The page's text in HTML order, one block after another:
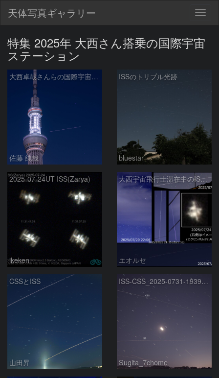
天体写真ギャラリー
特集 2025年 大西さん搭乗の国際宇宙
ステーション
大西卓哉さんらの国際宇宙ステーション(ISS)の光跡と東京スカイツリー
佐藤 純哉
ISSのトリプル光跡
bluestar
2025-07-24UT ISS(Zarya)
ikeken
大西宇宙飛行士滞在中のISSまとめ
エオルセ
CSSとISS
山田昇
ISS-CSS_2025-0731-1939~1943
Sugita_7chome